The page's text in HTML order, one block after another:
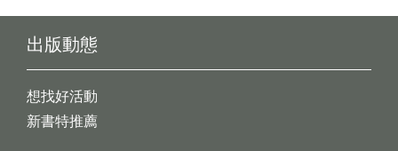
出版動態
想找好活動
新書特推薦